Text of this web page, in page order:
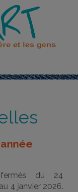
du 24
4 janvier 2026.